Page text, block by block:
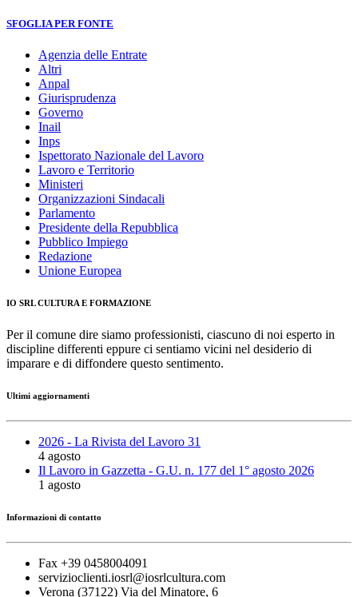
SFOGLIA PER FONTE
Agenzia delle Entrate
Altri
Anpal
Giurisprudenza
Governo
Inail
Inps
Ispettorato Nazionale del Lavoro
Lavoro e Territorio
Ministeri
Organizzazioni Sindacali
Parlamento
Presidente della Repubblica
Pubblico Impiego
Redazione
Unione Europea
IO SRL CULTURA E FORMAZIONE
Per il comune dire siamo professionisti, ciascuno di noi esperto in
discipline differenti eppure ci sentiamo vicini nel desiderio di
imparare e di diffondere questo sentimento.
Ultimi aggiornamenti
2026 - La Rivista del Lavoro 31
4 agosto
Il Lavoro in Gazzetta - G.U. n. 177 del 1° agosto 2026
1 agosto
Informazioni di contatto
Fax +39 0458004091
servizioclienti.iosrl@iosrlcultura.com
Verona (37122) Via del Minatore, 6